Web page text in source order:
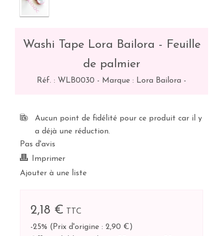
Washi Tape Lora Bailora - Feuille
de palmier
Réf. : WLB0030 - Marque : Lora Bailora -
Aucun point de fidélité pour ce produit car il y
a déjà une réduction.
Pas d'avis
Imprimer
Ajouter à une liste
2,18 €
TTC
-25% ( Prix d'origine : 2,90 €)